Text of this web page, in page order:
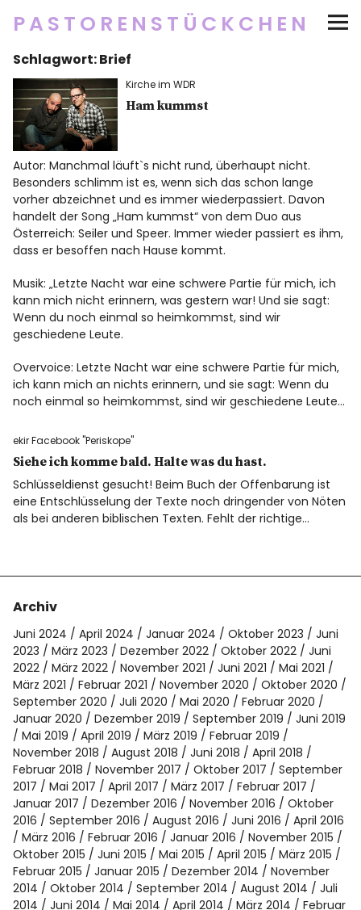
PASTORENSTÜCKCHEN
Startseite
Über
Social Media
Newsletter
Impressum/Datenschutz
TwitterRSS InstagramFacebook
pinterest
flickr500px
Spotify
Schlagwort:Brief
Kirche im WDR
Ham kummst
Autor: Manchmal läuft`s nicht rund, überhaupt nicht.
Besonders schlimm ist es, wenn sich das schon lange
vorher abzeichnet und es immer wiederpassiert. Davon
handelt der Song „Ham kummst“ von dem Duo aus
Österreich: Seiler und Speer. Immer wieder passiert es ihm,
dass er besoffen nach Hause kommt.
Musik: „Letzte Nacht war eine schwere Partie für mich, ich
kann mich nicht erinnern, was gestern war! Und sie sagt:
Wenn du noch einmal so heimkommst, sind wir
geschiedene Leute.
Overvoice: Letzte Nacht war eine schwere Partie für mich,
ich kann mich an nichts erinnern, und sie sagt: Wenn du
noch einmal so heimkommst, sind wir geschiedene Leute…
ekir Facebook "Periskope"
Siehe ich komme bald. Halte was du hast.
Schlüsseldienst gesucht! Beim Buch der Offenbarung ist
eine Entschlüsselung der Texte noch dringender von Nöten
als bei anderen biblischen Texten. Fehlt der richtige…
Archiv
Juni 2024 April 2024 Januar 2024 Oktober 2023
Juni
2023
März 2023 Dezember 2022 Oktober 2022
Juni
2022
März 2022 November 2021 Juni 2021
Mai 2021
März 2021
Februar 2021 November 2020
Oktober 2020
September 2020
Juli 2020 Mai 2020
Februar 2020
Januar 2020
Dezember 2019 September 2019
Juni 2019
Mai 2019
April 2019 März 2019
Februar 2019
November 2018
August 2018 Juni 2018
April 2018
Februar 2018
November 2017 Oktober 2017
September
2017
Mai 2017 April 2017 März 2017
Februar 2017
Januar 2017
Dezember 2016 November 2016
Oktober
2016
September 2016 August 2016 Juni 2016
April 2016
März 2016
Februar 2016 Januar 2016
November 2015
Oktober 2015
Juni 2015 Mai 2015 April 2015
März 2015
Februar 2015
Januar 2015 Dezember 2014
November
2014
Oktober 2014 September 2014 August 2014
Juli
2014
Juni 2014 Mai 2014 April 2014 März 2014
Februar